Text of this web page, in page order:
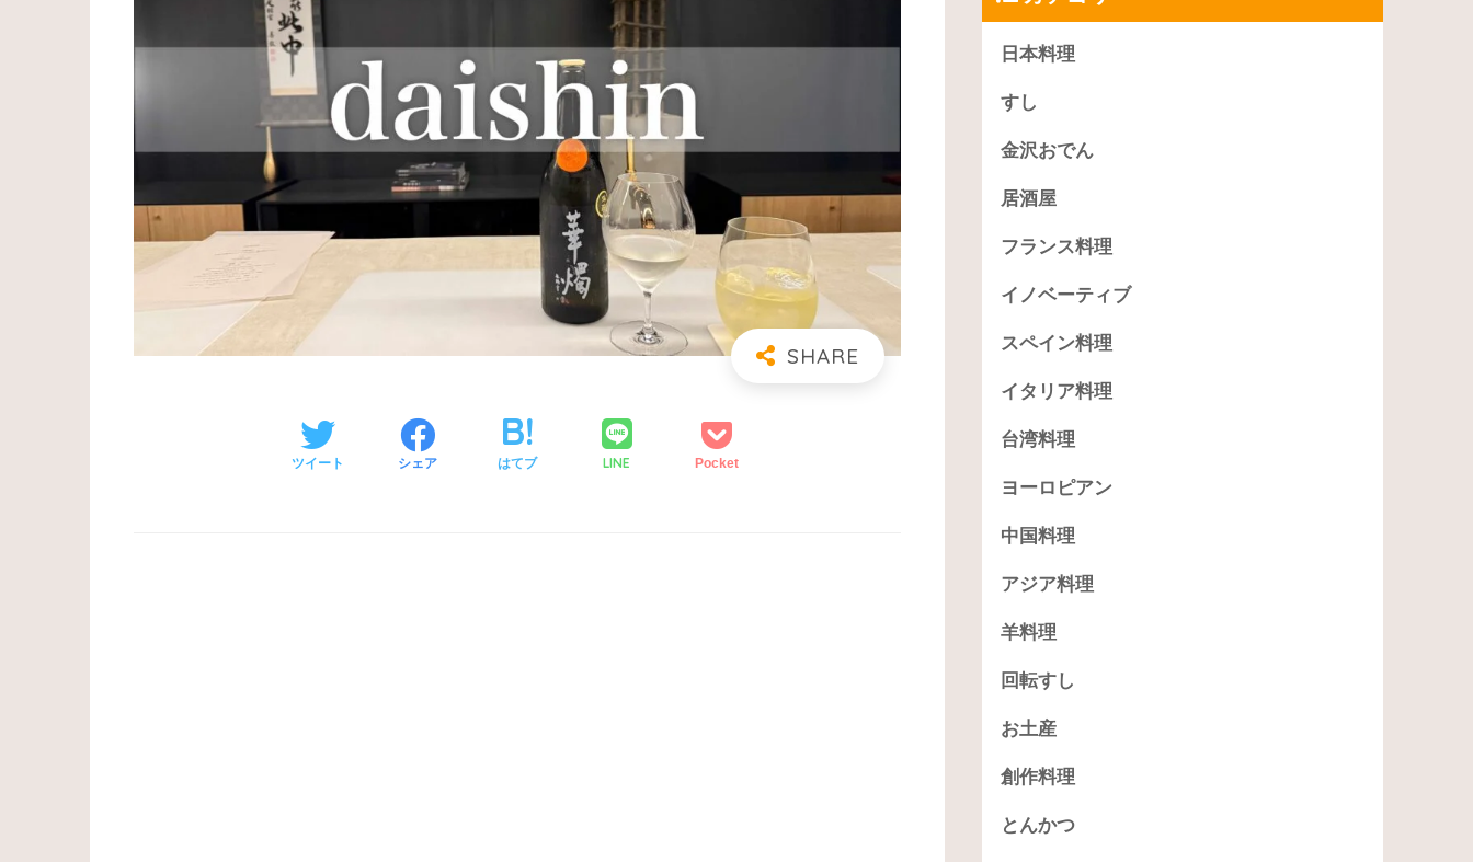
ツイート シェア はてブ LINE Pocket
日本料理
すし
金沢おでん
居酒屋
フランス料理
イノベーティブ
スペイン料理
イタリア料理
台湾料理
ヨーロピアン
中国料理
アジア料理
羊料理
回転すし
お土産
創作料理
とんかつ